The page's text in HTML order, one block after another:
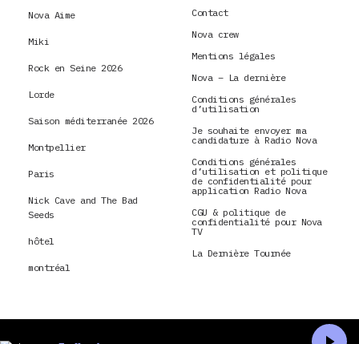
Nova Aime
Miki
Rock en Seine 2026
Lorde
Saison méditerranée 2026
Montpellier
Paris
Nick Cave and The Bad
Seeds
hôtel
montréal
Contact
Nova crew
Mentions légales
Nova – La dernière
Conditions générales
d’utilisation
Je souhaite envoyer ma
candidature à Radio Nova
Conditions générales
d’utilisation et politique
de confidentialité pour
application Radio Nova
CGU & politique de
confidentialité pour Nova
TV
La Dernière Tournée